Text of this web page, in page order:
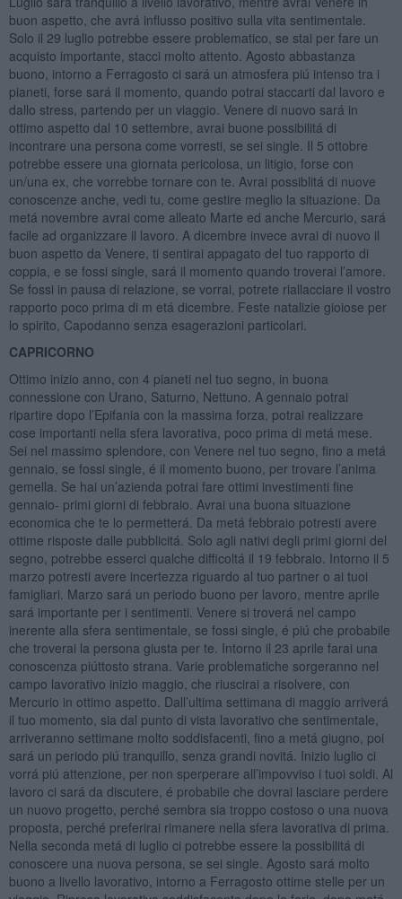
buon aspetto, che avrá influsso positivo sulla vita sentimentale.
Solo il 29 luglio potrebbe essere problematico, se stai per fare un
acquisto importante, stacci molto attento. Agosto abbastanza
buono, intorno a Ferragosto ci sará un atmosfera piú intenso tra i
pianeti, forse sará il momento, quando potrai staccarti dal lavoro e
dallo stress, partendo per un viaggio. Venere di nuovo sará in
ottimo aspetto dal 10 settembre, avrai buone possibilitá di
incontrare una persona come vorresti, se sei single. Il 5 ottobre
potrebbe essere una giornata pericolosa, un litigio, forse con
un/una ex, che vorrebbe tornare con te. Avrai possiblitá di nuove
conoscenze anche, vedi tu, come gestire meglio la situazione. Da
metá novembre avrai come alleato Marte ed anche Mercurio, sará
facile ad organizzare il lavoro. A dicembre invece avrai di nuovo il
buon aspetto da Venere, ti sentirai appagato del tuo rapporto di
coppia, e se fossi single, sará il momento quando troverai l’amore.
Se fossi in pausa di relazione, se vorrai, potrete riallacciare il vostro
rapporto poco prima di m etá dicembre. Feste natalizie gioiose per
lo spirito, Capodanno senza esagerazioni particolari.
CAPRICORNO
Ottimo inizio anno, con 4 pianeti nel tuo segno, in buona
connessione con Urano, Saturno, Nettuno. A gennaio potrai
ripartire dopo l’Epifania con la massima forza, potrai realizzare
cose importanti nella sfera lavorativa, poco prima di metá mese.
Sei nel massimo splendore, con Venere nel tuo segno, fino a metá
gennaio, se fossi single, é il momento buono, per trovare l’anima
gemella. Se hai un’azienda potrai fare ottimi investimenti fine
gennaio- primi giorni di febbraio. Avrai una buona situazione
economica che te lo permetterá. Da metá febbraio potresti avere
ottime risposte dalle pubblicitá. Solo agli nativi degli primi giorni del
segno, potrebbe esserci qualche difficoltá il 19 febbraio. Intorno il 5
marzo potresti avere incertezza riguardo al tuo partner o ai tuoi
famigliari. Marzo sará un periodo buono per lavoro, mentre aprile
sará importante per i sentimenti. Venere si troverá nel campo
inerente alla sfera sentimentale, se fossi single, é piú che probabile
che troverai la persona giusta per te. Intorno il 23 aprile farai una
conoscenza piúttosto strana. Varie problematiche sorgeranno nel
campo lavorativo inizio maggio, che riuscirai a risolvere, con
Mercurio in ottimo aspetto. Dall’ultima settimana di maggio arriverá
il tuo momento, sia dal punto di vista lavorativo che sentimentale,
arriveranno settimane molto soddisfacenti, fino a metá giugno, poi
sará un periodo piú tranquillo, senza grandi novitá. Inizio luglio ci
vorrá piú attenzione, per non sperperare all’impovviso i tuoi soldi. Al
lavoro ci sará da discutere, é probabile che dovrai lasciare perdere
un nuovo progetto, perché sembra sia troppo costoso o una nuova
proposta, perché preferirai rimanere nella sfera lavorativa di prima.
Nella seconda metá di luglio ci potrebbe essere la possibilitá di
conoscere una nuova persona, se sei single. Agosto sará molto
buono a livello lavorativo, intorno a Ferragosto ottime stelle per un